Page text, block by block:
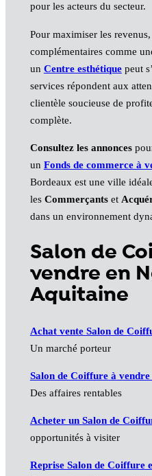
pour les acteurs du secteur.
Pour maximiser les
complémentaires comme
un Centre esthétiquepeut
services répondent aux
clientèle soucieuse de
complète.
Consultez les annonces
un Fonds de commerce à
Bordeaux est une ville
les Commerçantset
dans un environnement
Salon de
vendre en
Aquitaine
Achat vente Salon de
Un marché porteur
Salon de Coiffure à vendre
Des affaires rentables
Acheter un Salon de
opportunités à visiter
Reprise Salon de Coiffure